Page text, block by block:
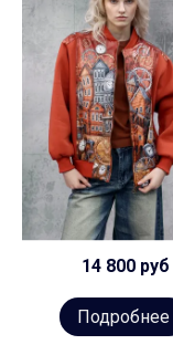
14 800 руб
Подробнее